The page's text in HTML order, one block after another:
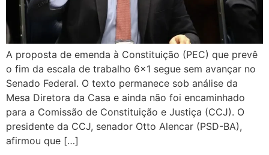
A proposta de emenda à Constituição (PEC) que prevê
o fim da escala de trabalho 6×1 segue sem avançar no
Senado Federal. O texto permanece sob análise da
Mesa Diretora da Casa e ainda não foi encaminhado
para a Comissão de Constituição e Justiça (CCJ). O
presidente da CCJ, senador Otto Alencar (PSD-BA),
afirmou que […]